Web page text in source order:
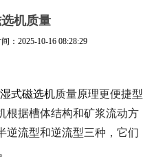
机质量
： 2025-10-16 08:28:29
湿式磁选机质量原理更便捷型
根据槽体结构和矿浆流动方
逆流型和逆流型三种，它们